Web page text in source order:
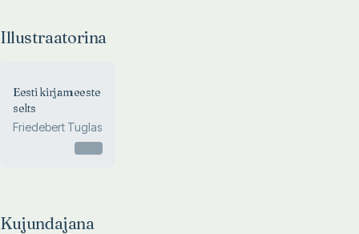
Illustraatorina
Eesti kirjameeste
selts
Friedebert Tuglas
Kujundajana